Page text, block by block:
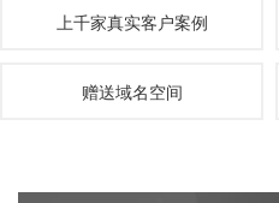
上千家真实客户案例
赠送域名空间